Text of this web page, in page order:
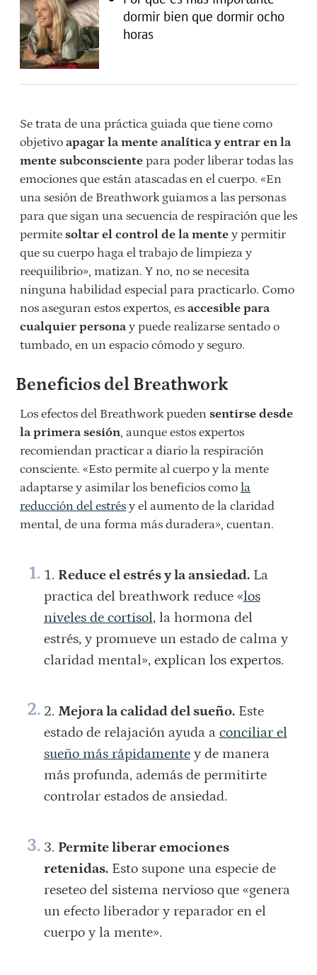
dormir bien que dormir ocho
horas
Se trata de una práctica guiada que tiene como
objetivo apagar la mente analítica y entrar en la
mente subconsciente para poder liberar todas las
emociones que están atascadas en el cuerpo. «En
una sesión de Breathwork guiamos a las personas
para que sigan una secuencia de respiración que les
permite soltar el control de la mente y permitir
que su cuerpo haga el trabajo de limpieza y
reequilibrio», matizan. Y no, no se necesita
ninguna habilidad especial para practicarlo. Como
nos aseguran estos expertos, es accesible para
cualquier persona y puede realizarse sentado o
tumbado, en un espacio cómodo y seguro.
Beneficios del Breathwork
Los efectos del Breathwork pueden sentirse desde
la primera sesión, aunque estos expertos
recomiendan practicar a diario la respiración
consciente. «Esto permite al cuerpo y la mente
adaptarse y asimilar los beneficios como la
reducción del estrés y el aumento de la claridad
mental, de una forma más duradera», cuentan.
Reduce el estrés y la ansiedad.La
practica del breathwork reduce «los
niveles de cortisol, la hormona del
estrés, y promueve un estado de calma y
claridad mental», explican los expertos.
Mejora la calidad del sueño.Este
estado de relajación ayuda a conciliar el
sueño más rápidamentey de manera
más profunda, además de permitirte
controlar estados de ansiedad.
Permite liberar emociones
retenidas.Esto supone una especie de
reseteo del sistema nervioso que «genera
un efecto liberador y reparador en el
cuerpo y la mente».